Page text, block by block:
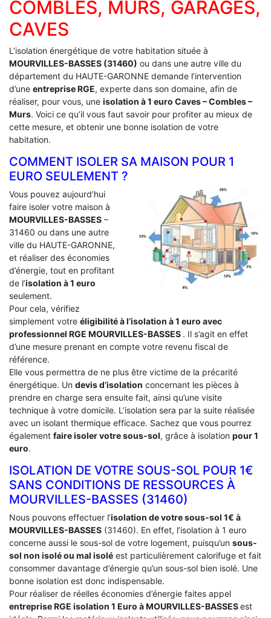
COMBLES, MURS, GARAGES,
CAVES
L’isolation énergétique de votre habitation située à
MOURVILLES-BASSES (31460) ou dans une autre ville du
département du HAUTE-GARONNE demande l’intervention
d’une entreprise RGE, experte dans son domaine, afin de
réaliser, pour vous, une isolation à 1 euro Caves – Combles –
Murs. Voici ce qu’il vous faut savoir pour profiter au mieux de
cette mesure, et obtenir une bonne isolation de votre
habitation.
COMMENT ISOLER SA MAISON POUR 1
EURO SEULEMENT ?
Vous pouvez aujourd’hui
faire isoler votre maison à
MOURVILLES-BASSES –
31460 ou dans une autre
ville du HAUTE-GARONNE,
et réaliser des économies
d’énergie, tout en profitant
de l’isolation à 1 euro
seulement.
Pour cela, vérifiez
simplement votre éligibilité à l’isolation à 1 euro avec
professionnel RGE MOURVILLES-BASSES . Il s’agit en effet
d’une mesure prenant en compte votre revenu fiscal de
référence.
Elle vous permettra de ne plus être victime de la précarité
énergétique. Un devis d’isolation concernant les pièces à
prendre en charge sera ensuite fait, ainsi qu’une visite
technique à votre domicile. L’isolation sera par la suite réalisée
avec un isolant thermique efficace. Sachez que vous pourrez
également faire isoler votre sous-sol, grâce à isolation pour 1
euro.
ISOLATION DE VOTRE SOUS-SOL POUR 1€
SANS CONDITIONS DE RESSOURCES À
‎MOURVILLES-BASSES (31460)
Nous pouvons effectuer l’isolation de votre sous-sol 1€ à
MOURVILLES-BASSES (31460). En effet, l’isolation à 1 euro
concerne aussi le sous-sol de votre logement, puisqu’un sous-
sol non isolé ou mal isolé est particulièrement calorifuge et fait
consommer davantage d’énergie qu’un sous-sol bien isolé. Une
bonne isolation est donc indispensable.
Pour réaliser de réelles économies d’énergie faites appel
entreprise RGE isolation 1 Euro à MOURVILLES-BASSESest